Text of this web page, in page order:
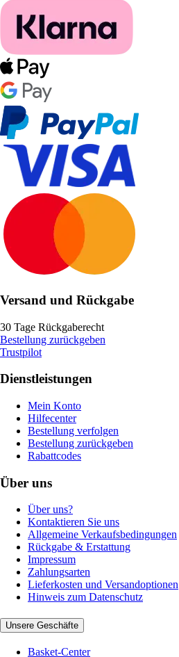
Versand und Rückgabe
30 Tage Rückgaberecht
Bestellung zurückgeben
Trustpilot
Dienstleistungen
Mein Konto
Hilfecenter
Bestellung verfolgen
Bestellung zurückgeben
Rabattcodes
Über uns
Über uns?
Kontaktieren Sie uns
Allgemeine Verkaufsbedingungen
Rückgabe & Erstattung
Impressum
Zahlungsarten
Lieferkosten und Versandoptionen
Hinweis zum Datenschutz
Unsere Geschäfte
Basket-Center